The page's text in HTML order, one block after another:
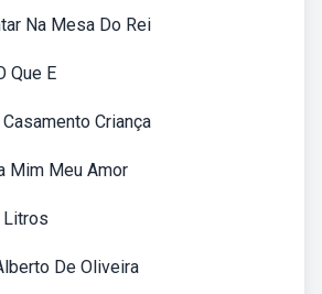
Na Mesa Do Rei
Que E
Criança
Mim Meu Amor
Litros
De Oliveira